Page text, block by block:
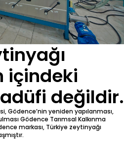
içindeki
değildir.
Gödence’nin yeniden yapılanması,
Gödence Tarımsal Kalkınma
markası, Türkiye zeytinyağı